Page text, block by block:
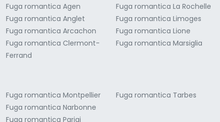
Fuga romantica Agen
Fuga romantica Anglet
Fuga romantica Arcachon
Fuga romantica Clermont-
Ferrand
Fuga romantica La Rochelle
Fuga romantica Limoges
Fuga romantica Lione
Fuga romantica Marsiglia
Fuga romantica Montpellier
Fuga romantica Narbonne
Fuga romantica Parigi
Fuga romantica Tarbes